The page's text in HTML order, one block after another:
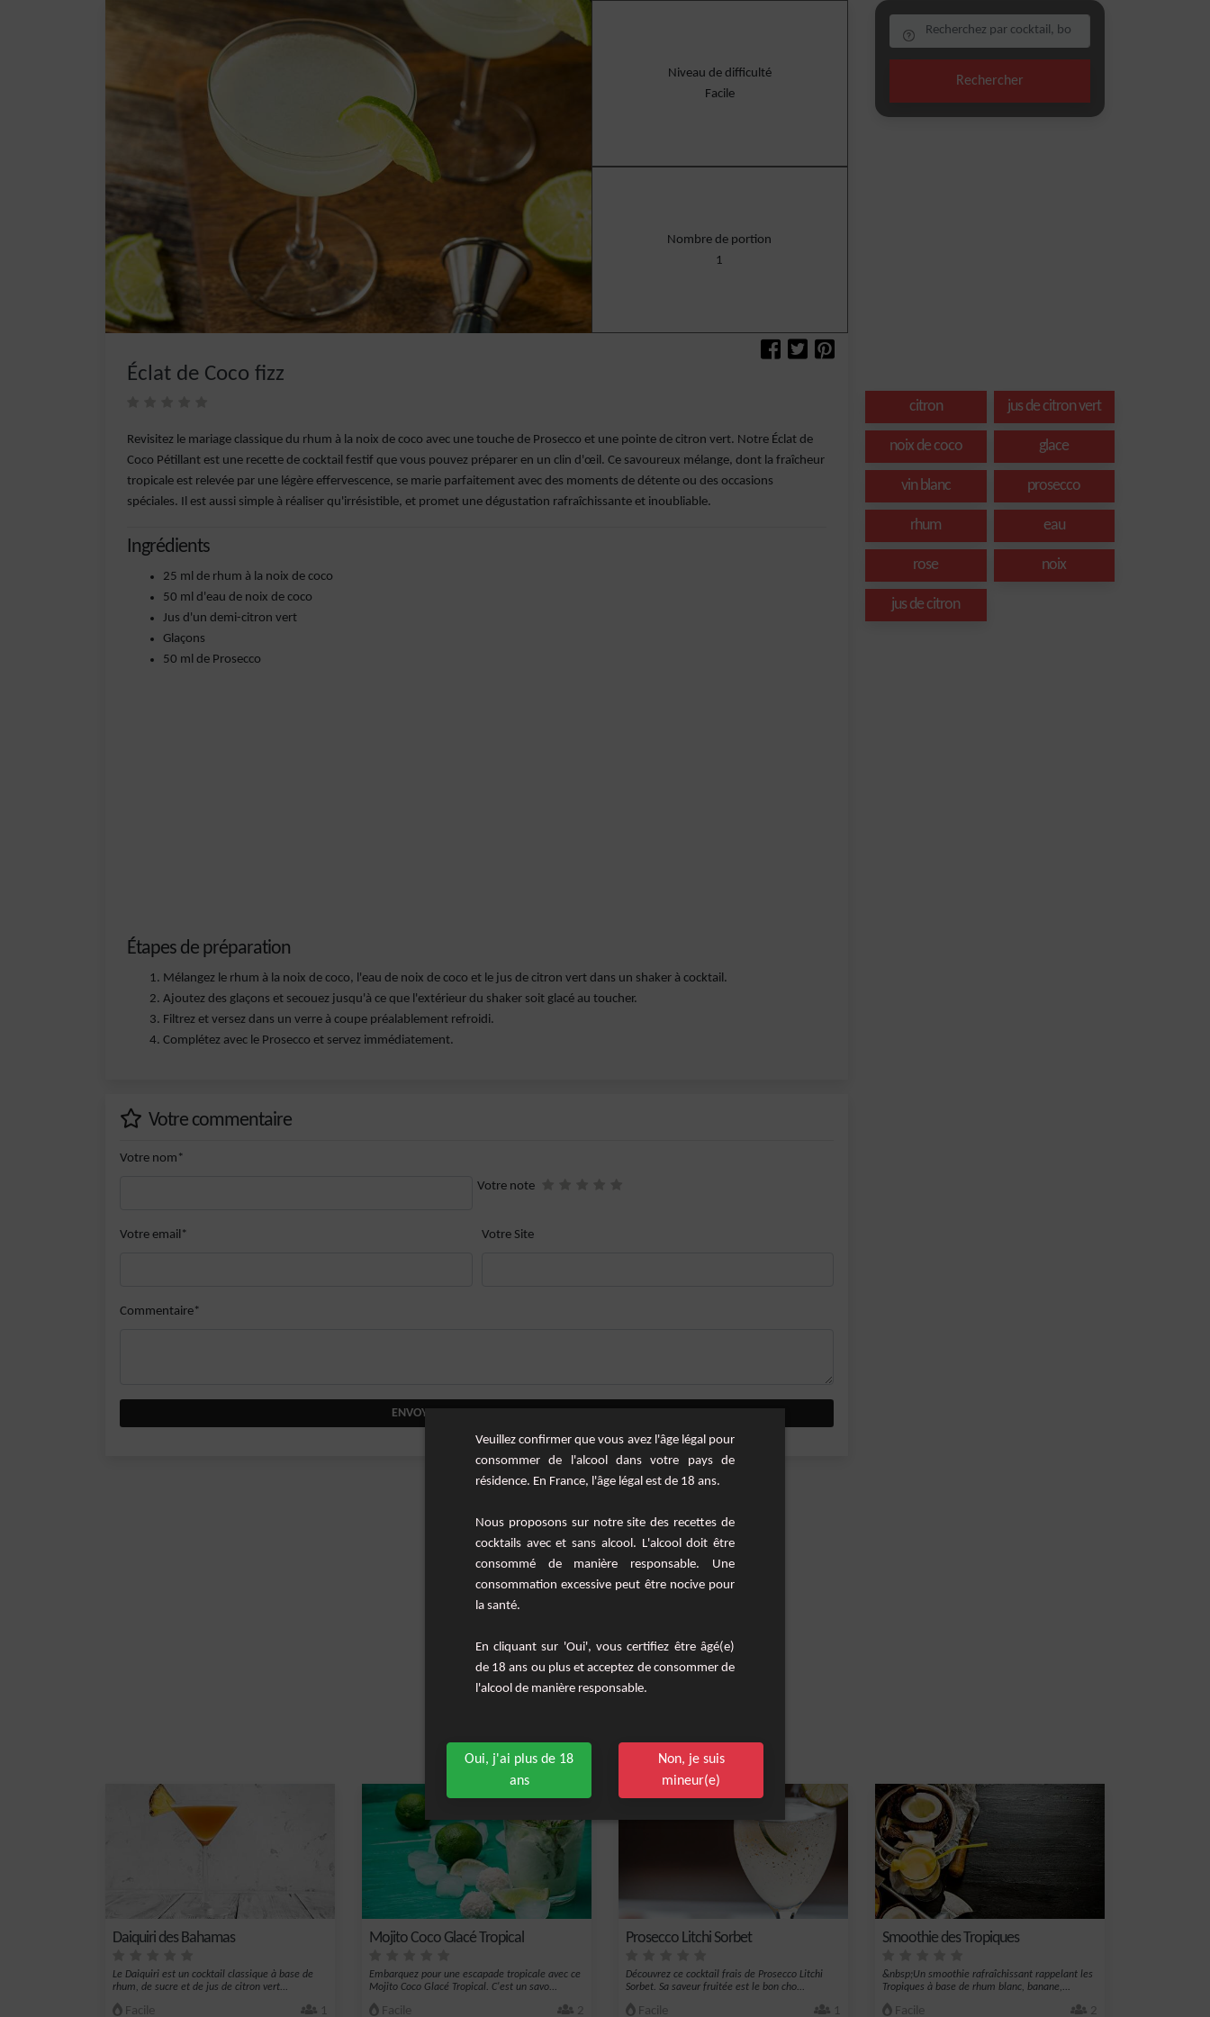
Niveau de difficulté
Facile
Nombre de portion
1
Éclat de Coco fizz
Revisitez le mariage classique du rhum à la noix de coco avec une touche de Prosecco et une pointe de citron vert. Notre Éclat de
Coco Pétillant est une recette de cocktail festif que vous pouvez préparer en un clin d'œil. Ce savoureux mélange, dont la fraîcheur
tropicale est relevée par une légère effervescence, se marie parfaitement avec des moments de détente ou des occasions
spéciales. Il est aussi simple à réaliser qu'irrésistible, et promet une dégustation rafraîchissante et inoubliable.
Ingrédients
25 ml de rhum à la noix de coco
50 ml d'eau de noix de coco
Jus d'un demi-citron vert
Glaçons
50 ml de Prosecco
Étapes de préparation
Mélangez le rhum à la noix de coco, l'eau de noix de coco et le jus de citron vert dans un shaker à cocktail.
Ajoutez des glaçons et secouez jusqu'à ce que l'extérieur du shaker soit glacé au toucher.
Filtrez et versez dans un verre à coupe préalablement refroidi.
Complétez avec le Prosecco et servez immédiatement.
Votre commentaire
Votre nom*
Votre note
Votre email* Votre Site
Commentaire*
ENVOYER VOTRE COMMENTAIRE
Rechercher
citron jus de citron vert
noix de coco glace
vin blanc prosecco
rhum eau
rose noix
jus de citron
Les cocktails similaires
Daiquiri des Bahamas
Le Daiquiri est un cocktail classique à base de
rhum, de sucre et de jus de citron vert...
Facile 1
Mojito Coco Glacé Tropical
Embarquez pour une escapade tropicale avec ce
Mojito Coco Glacé Tropical. C'est un savo...
Facile 2
Prosecco Litchi Sorbet
Découvrez ce cocktail frais de Prosecco Litchi
Sorbet. Sa saveur fruitée est le bon cho...
Facile 1
Smoothie des Tropiques
&nbsp;Un smoothie rafraîchissant rappelant les
Tropiques à base de rhum blanc, banane,...
Facile 2
Veuillez confirmer que vous avez l'âge légal pour
consommer de l'alcool dans votre pays de
résidence. En France, l'âge légal est de 18 ans.
Nous proposons sur notre site des recettes de
cocktails avec et sans alcool. L'alcool doit être
consommé de manière responsable. Une
consommation excessive peut être nocive pour
la santé.
En cliquant sur 'Oui', vous certifiez être âgé(e)
de 18 ans ou plus et acceptez de consommer de
l'alcool de manière responsable.
Oui, j'ai plus de 18
ans
Non, je suis
mineur(e)